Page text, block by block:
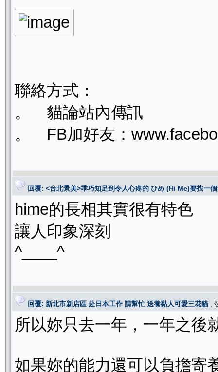
聯絡方式：
。 貓論站內傳訊
。 FB加好友：
回覆: <台北景美>乖巧知足到令人心疼的 ひめ (Hi Me)要找一
hime的長相其實很有特色
讓人印象深刻
^____^
回覆: 新北市新店區 赴日本工作 請幫忙 送養黏人可愛三花貓 ,
所以妳只去一年，一年之後
如果妳的能力還可以負擔寄